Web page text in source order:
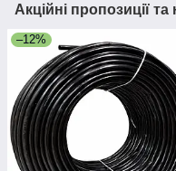
Акційні пропозиції
–12%